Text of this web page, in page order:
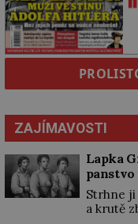
ZAJÍMAVOSTI
Lapka
Strhne ji
a krutě